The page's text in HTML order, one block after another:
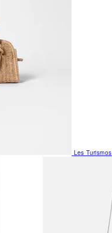
Les Turismos